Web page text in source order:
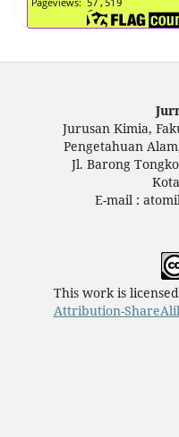
Jurusan Kimia,
Pengetahuan
Jl. Barong
E-mail :
This work is
Attribution-